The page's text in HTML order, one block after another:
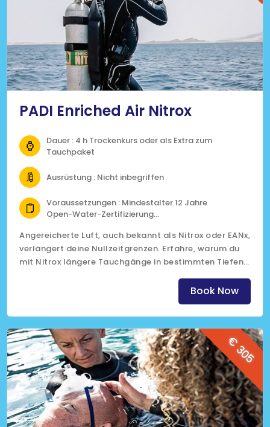
PADI Enriched Air Nitrox
Dauer : 4 h Trockenkurs oder als Extra zum
Tauchpaket
Ausrüstung : Nicht inbegriffen
Voraussetzungen : Mindestalter 12 Jahre
Open-Water-Zertifizierung
Angereicherte Luft, auch bekannt als Nitrox oder EANx,
verlängert deine Nullzeitgrenzen. Erfahre, warum du
mit Nitrox längere Tauchgänge in bestimmten Tiefen
(Klicke auf das Bild für mehr Informationen)Book Now
€ 305